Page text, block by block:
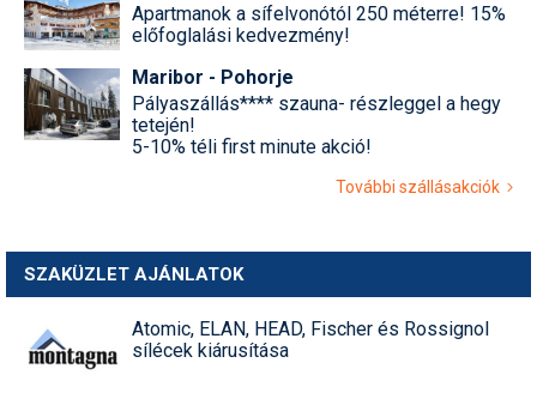
Apartmanok a sífelvonótól 250 méterre! 15%
előfoglalási kedvezmény!
Maribor - Pohorje
Pályaszállás**** szauna- részleggel a hegy
tetején!
5-10% téli first minute akció!
További szállásakciók
SZAKÜZLET AJÁNLATOK
Atomic, ELAN, HEAD, Fischer és Rossignol
sílécek kiárusítása